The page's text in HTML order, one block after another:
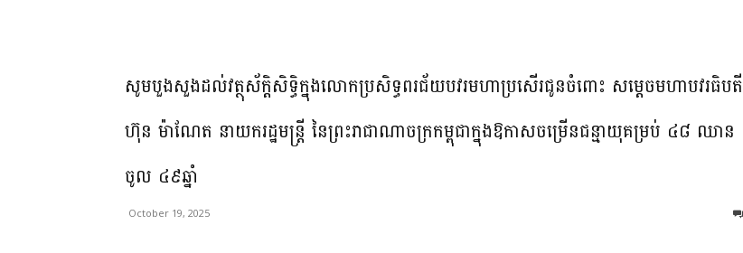
សូមបួងសួងដល់វត្ថុស័ក្ដិសិទ្ធិក្នុងលោកប្រសិទ្ធពរជ័យបវរមហាប្រសើរជូនចំពោះ សម្ដេចមហាបវរធិបតី
ហ៊ុន ម៉ាណែត នាយករដ្ឋមន្ត្រី នៃព្រះរាជាណាចក្រកម្ពុជាក្នុងឱកាសចម្រើនជន្មាយុគម្រប់ ៤៨ ឈាន
ចូល ៤៩ឆ្នាំ
October 19, 2025